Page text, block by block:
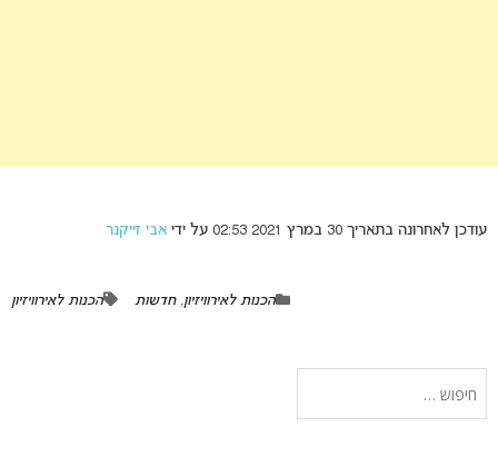
עודכן לאחרונה בתאריך 30 במרץ 2021 02:53 על ידי אבי זייקנר
הכנות לאירוויזיון,חדשות הכנות לאירוויזיון